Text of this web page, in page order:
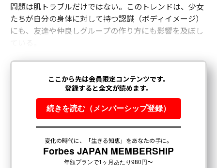
問題は肌トラブルだけではない。このトレンドは、少女
たちが自分の身体に対して持つ認識（ボディイメージ）
にも、友達や仲良しグループの作り方にも影響を及ぼし